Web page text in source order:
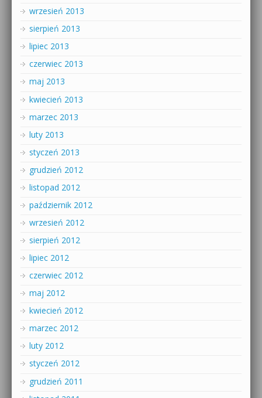
wrzesień 2013
sierpień 2013
lipiec 2013
czerwiec 2013
maj 2013
kwiecień 2013
marzec 2013
luty 2013
styczeń 2013
grudzień 2012
listopad 2012
październik 2012
wrzesień 2012
sierpień 2012
lipiec 2012
czerwiec 2012
maj 2012
kwiecień 2012
marzec 2012
luty 2012
styczeń 2012
grudzień 2011